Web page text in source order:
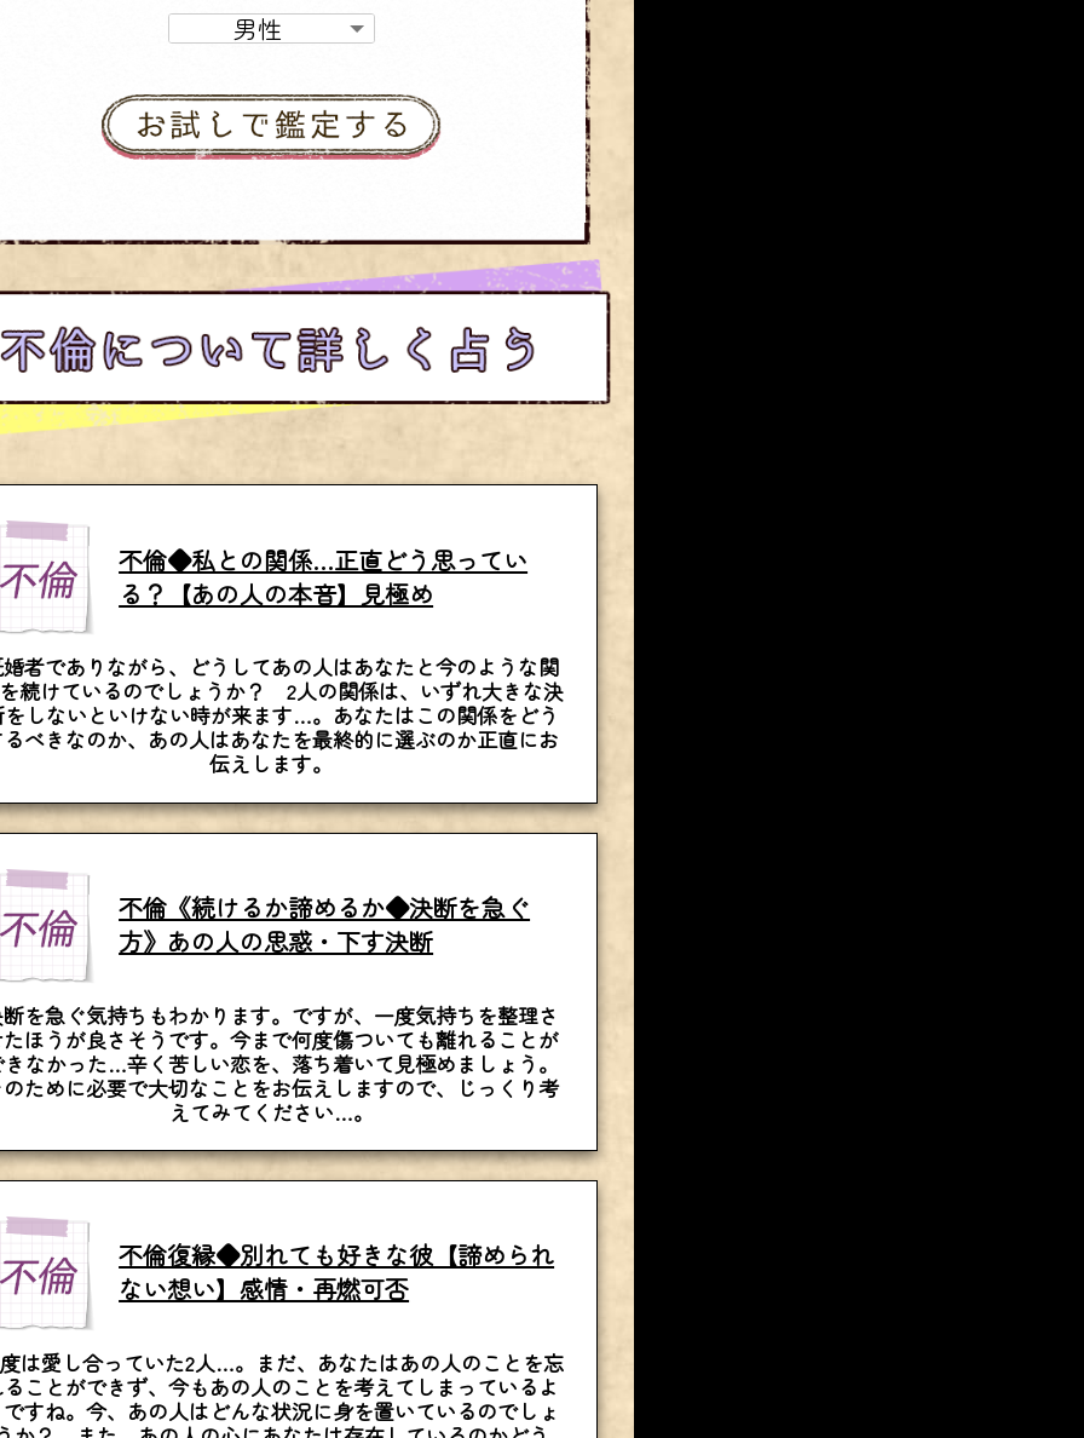
不倫◆私との関係…正直どう思ってい
る？【あの人の本音】見極め
者でありながら、どうしてあの人はあなたと今のような関
続けているのでしょうか？ 2人の関係は、いずれ大きな決
しないといけない時が来ます…。あなたはこの関係をどう
べきなのか、あの人はあなたを最終的に選ぶのか正直にお
伝えします。
不倫《続けるか諦めるか◆決断を急ぐ
方》あの人の思惑・下す決断
を急ぐ気持ちもわかります。ですが、一度気持ちを整理さ
ほうが良さそうです。今まで何度傷ついても離れることが
なかった…辛く苦しい恋を、落ち着いて見極めましょう。
ために必要で大切なことをお伝えしますので、じっくり考
えてみてください…。
不倫復縁◆別れても好きな彼【諦められ
ない想い】感情・再燃可否
は愛し合っていた2人…。まだ、あなたはあの人のことを忘
ことができず、今もあの人のことを考えてしまっているよ
すね。今、あの人はどんな状況に身を置いているのでしょ